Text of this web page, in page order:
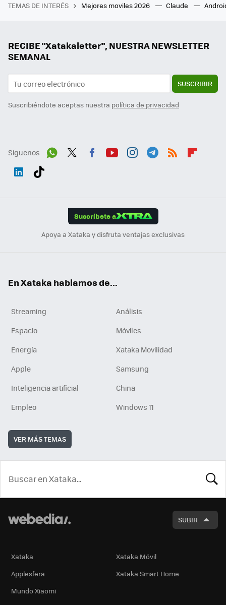
TEMAS DE INTERÉS Mejores moviles 2026 Claude
RECIBE "Xatakaletter", NUESTRA NEWSLETTER
SEMANAL
SUSCRIBIR
Suscribiéndote aceptas nuestra política de privacidad
Síguenos
Suscríbete a
Apoya a Xataka y disfruta ventajas exclusivas
En Xataka hablamos de...
Streaming
Análisis
Espacio
Móviles
Energía
Xataka Movilidad
Apple
Samsung
Inteligencia artificial
China
Empleo
Windows 11
VER MÁS TEMAS
SUBIR
Xataka
Xataka Móvil
Applesfera
Xataka Smart Home
Mundo Xiaomi